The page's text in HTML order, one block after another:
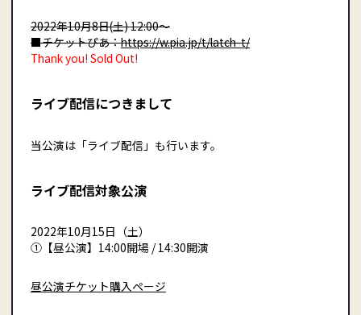
2022年10月8日(土) 12:00〜
■チケットぴあ：https://w.pia.jp/t/latch-t/
Thank you! Sold Out!
ライブ配信につきまして
当公演は「ライブ配信」も行います。
ライブ配信対象公演
2022年10月15日（土）
①【昼公演】14:00開場 / 14:30開演
昼公演チケット購入ページ